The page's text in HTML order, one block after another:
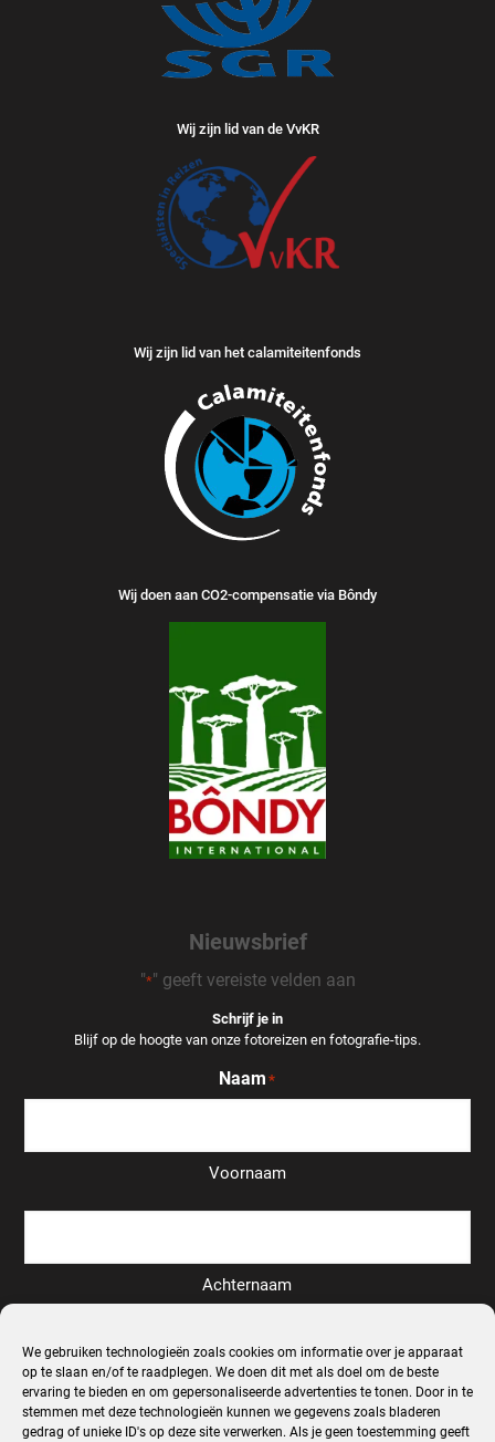
We gebruiken technologieën zoals cookies om informatie over je apparaat
op te slaan en/of te raadplegen. We doen dit met als doel om de beste
ervaring te bieden en om gepersonaliseerde advertenties te tonen. Door in te
stemmen met deze technologieën kunnen we gegevens zoals bladeren
gedrag of unieke ID's op deze site verwerken. Als je geen toestemming geeft
Wij zijn lid van de VvKR
Wij zijn lid van het calamiteitenfonds
Wij doen aan CO2-compensatie via Bôndy
Nieuwsbrief
"*" geeft vereiste velden aan
Schrijf je in
Blijf op de hoogte van onze fotoreizen en fotografie-tips.
Naam *
Voornaam
Achternaam
Email*